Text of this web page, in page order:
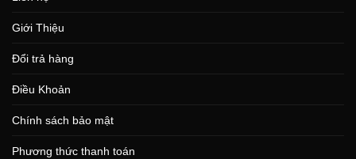
Giới Thiệu
Đổi trả hàng
Điều Khoản
Chính sách bảo mật
Phương thức thanh toán